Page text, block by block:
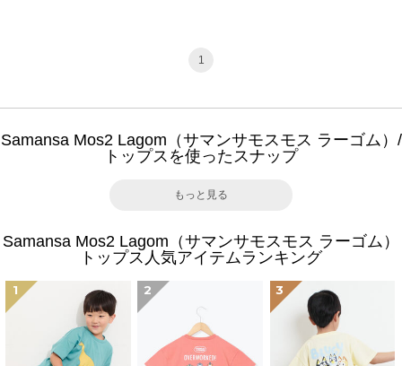
1
Samansa Mos2 Lagom（サマンサモスモス ラーゴム）/
トップスを使ったスナップ
もっと見る
Samansa Mos2 Lagom（サマンサモスモス ラーゴム）
トップス人気アイテムランキング
1 2 3